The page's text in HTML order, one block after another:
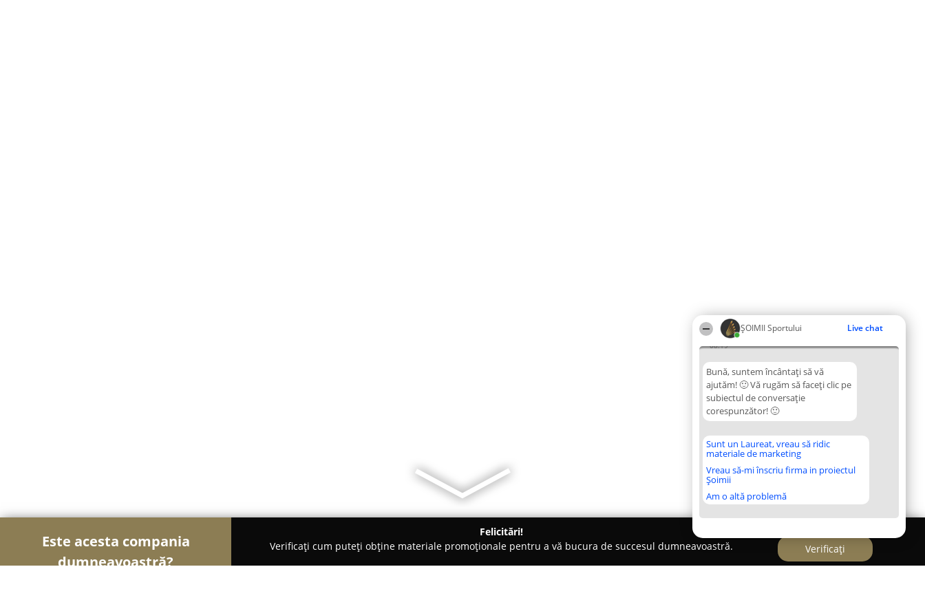
ȘOIMII Sportului Live chat
08:19
Bună, suntem încântați să vă
ajutăm! 🙂 Vă rugăm să faceți clic pe
subiectul de conversație
corespunzător! 🙂
Sunt un Laureat, vreau să ridic
materiale de marketing
Vreau să-mi înscriu firma in proiectul
Șoimii
Am o altă problemă
Este acesta compania
dumneavoastră?
Felicitări!
Verificați cum puteți obține materiale promoționale pentru a vă bucura de succesul dumneavoastră.
Verificați